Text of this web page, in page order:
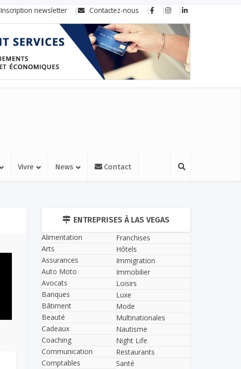
Inscription newsletter Contactez-nous
Vivre News Contact
ENTREPRISES À LAS VEGAS
Alimentation
Arts
Assurances
Auto Moto
Avocats
Banques
Bâtiment
Beauté
Cadeaux
Coaching
Communication
Comptables
Franchises
Hôtels
Immigration
Immobilier
Loisirs
Luxe
Mode
Multinationales
Nautisme
Night Life
Restaurants
Santé